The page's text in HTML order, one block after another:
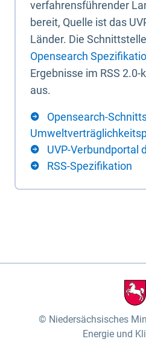
verfahrensführender
bereit, Quelle ist das
Länder. Die
Opensearch
Ergebnisse im RSS
aus.
Opensearch-
UVP-Verbundportal
RSS-Spezifikation
Niedersächsisches
Energie und